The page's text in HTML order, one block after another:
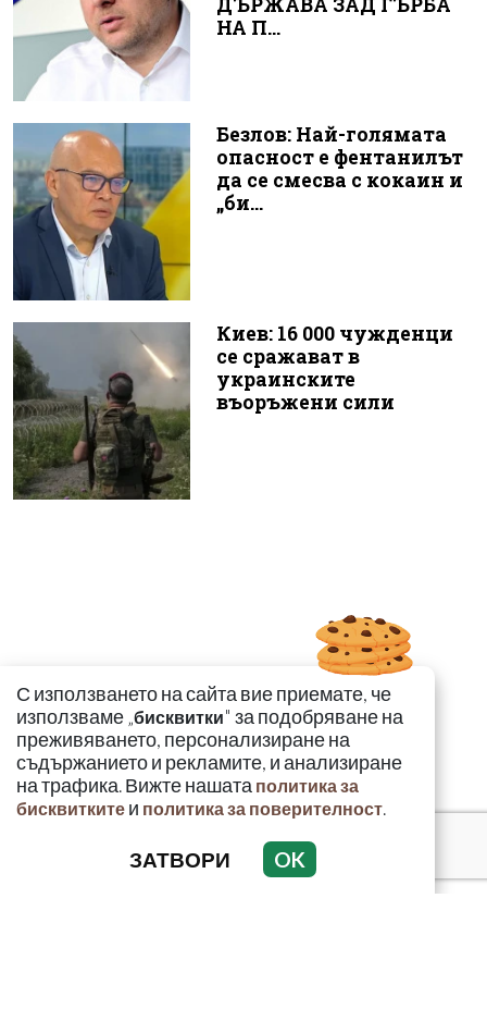
НА П...
Безлов: Най-голямата
опасност е фентанилът
да се смесва с кокаин и
„би...
Киев: 16 000 чужденци
се сражават в
украинските
въоръжени сили
С използването на сайта вие приемате, че
използваме „бисквитки" за подобряване на
преживяването, персонализиране на
съдържанието и рекламите, и анализиране
на трафика. Вижте нашата политика за
бисквитките и политика за поверителност.
ЗАТВОРИ OK